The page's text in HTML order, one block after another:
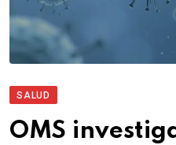
SALUD
OMS